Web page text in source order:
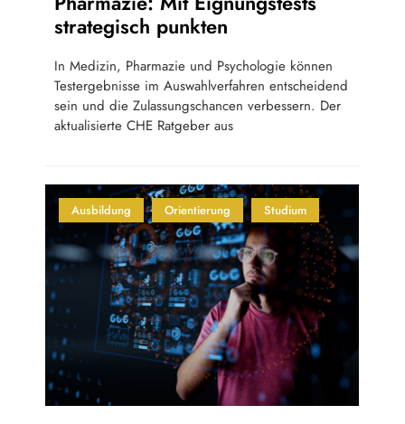
strategisch punkten
In Medizin, Pharmazie und Psychologie können
Testergebnisse im Auswahlverfahren entscheidend
sein und die Zulassungschancen verbessern. Der
aktualisierte CHE Ratgeber aus
Ausbildung Orientierung Studium